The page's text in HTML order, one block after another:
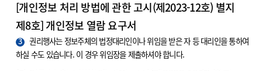
[개인정보 처리 방법에 관한 고시(제2023-12호) 별지
제8호] 개인정보 열람 요구서
3
권리행사는 정보주체의 법정대리인이나 위임을 받은 자 등 대리인을 통하여
하실 수도 있습니다. 이 경우 위임장을 제출하셔야 합니다.